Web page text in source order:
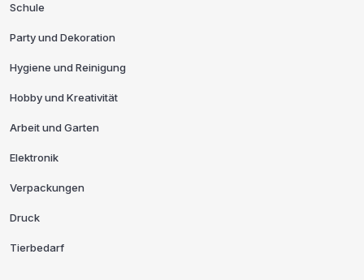
Schule
Party und Dekoration
Hygiene und Reinigung
Hobby und Kreativität
Arbeit und Garten
Elektronik
Verpackungen
Druck
Tierbedarf